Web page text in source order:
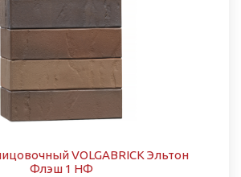
VOLGABRICK Эльтон
Флэш 1 НФ